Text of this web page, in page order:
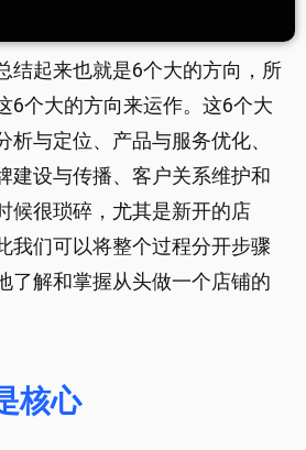
结起来也就是6个大的方向，所
6个大的方向来运作。这6个大
析与定位、产品与服务优化、
建设与传播、客户关系维护和
候很琐碎，尤其是新开的店
我们可以将整个过程分开步骤
了解和掌握从头做一个店铺的
核心